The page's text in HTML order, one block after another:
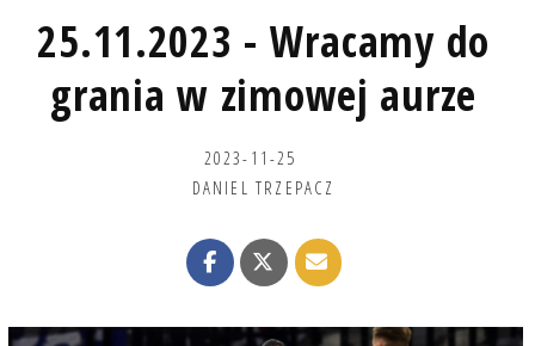
25.11.2023 - Wracamy do
grania w zimowej aurze
2023-11-25
DANIEL TRZEPACZ